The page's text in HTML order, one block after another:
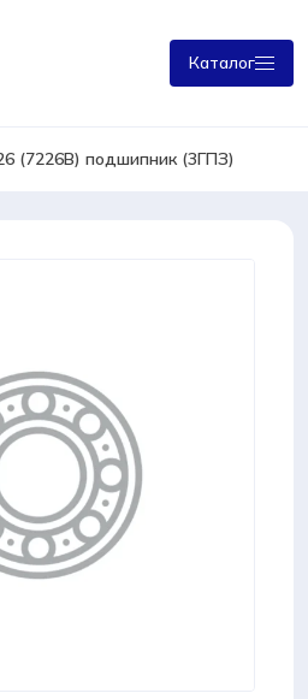
Каталог
(7226В) подшипник (3ГПЗ)